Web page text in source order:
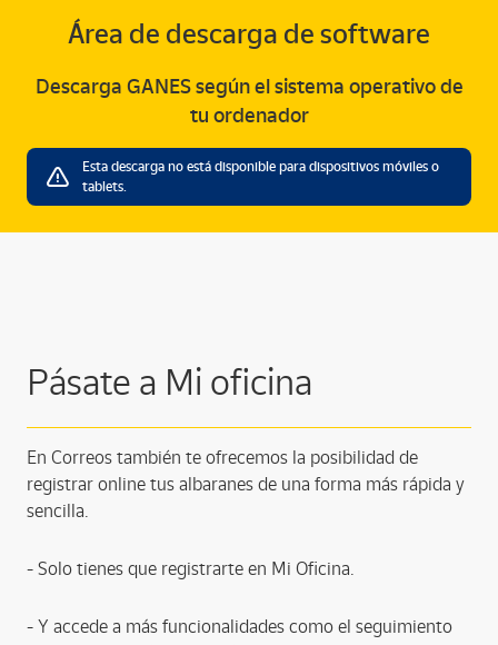
Área de descarga de software
Descarga GANES según el sistema operativo de
tu ordenador
Esta descarga no está disponible para dispositivos móviles o
tablets.
Pásate a Mi oficina
En Correos también te ofrecemos la posibilidad de
registrar online tus albaranes de una forma más rápida y
sencilla.
- Solo tienes que registrarte en Mi Oficina.
- Y accede a más funcionalidades como el seguimiento